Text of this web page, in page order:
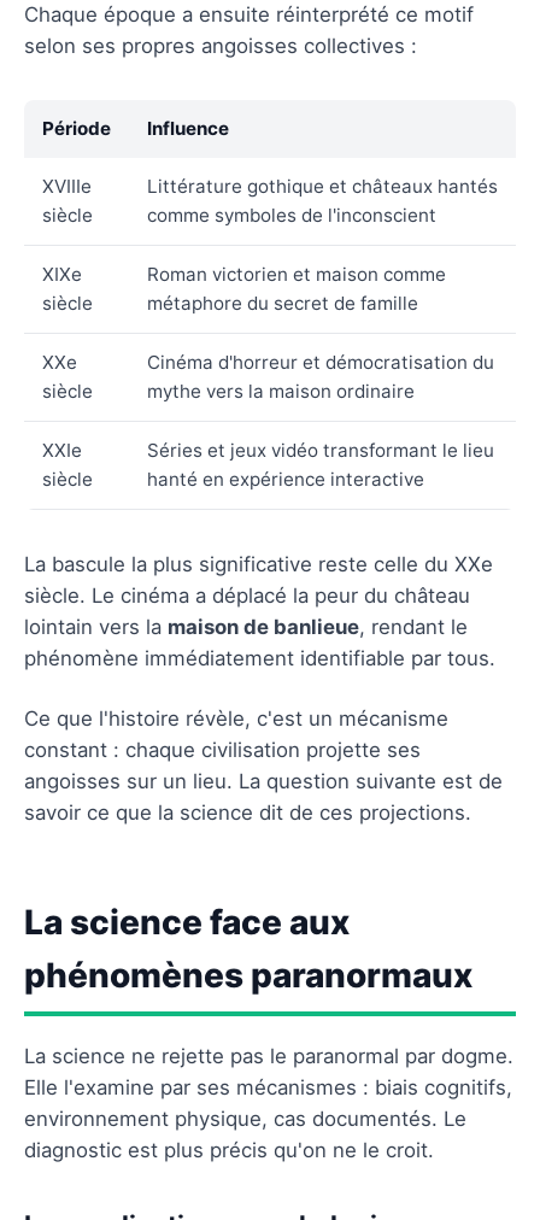
Chaque époque a ensuite réinterprété ce motif
selon ses propres angoisses collectives :
Période Influence
XVIIIe
siècle
Littérature gothique et châteaux hantés
comme symboles de l'inconscient
XIXe
siècle
Roman victorien et maison comme
métaphore du secret de famille
XXe
siècle
Cinéma d'horreur et démocratisation du
mythe vers la maison ordinaire
XXIe
siècle
Séries et jeux vidéo transformant le lieu
hanté en expérience interactive
La bascule la plus significative reste celle du XXe
siècle. Le cinéma a déplacé la peur du château
lointain vers la maison de banlieue, rendant le
phénomène immédiatement identifiable par tous.
Ce que l'histoire révèle, c'est un mécanisme
constant : chaque civilisation projette ses
angoisses sur un lieu. La question suivante est de
savoir ce que la science dit de ces projections.
La science face aux
phénomènes paranormaux
La science ne rejette pas le paranormal par dogme.
Elle l'examine par ses mécanismes : biais cognitifs,
environnement physique, cas documentés. Le
diagnostic est plus précis qu'on ne le croit.